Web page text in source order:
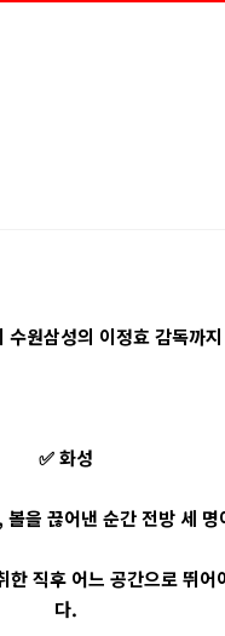
원삼성의 이정효 감독까
✅ 화성
을 끊어낸 순간 전방 세
직후 어느 공간으로 뛰
다.